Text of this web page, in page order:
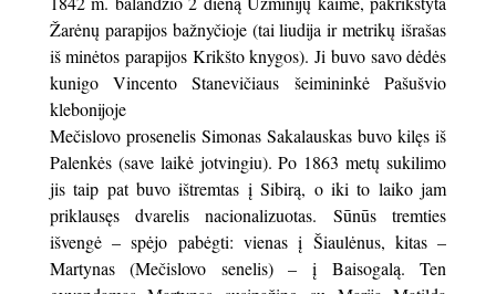
Žarėnų parapijos bažnyčioje (tai liudija ir metrikų išrašas
iš minėtos parapijos Krikšto knygos). Ji buvo savo dėdės
kunigo Vincento Stanevičiaus šeimininkė Pašušvio
klebonijoje
Mečislovo prosenelis Simonas Sakalauskas buvo kilęs iš
Palenkės (save laikė jotvingiu). Po 1863 metų sukilimo
jis taip pat buvo ištremtas į Sibirą, o iki to laiko jam
priklausęs dvarelis nacionalizuotas. Sūnūs tremties
išvengė – spėjo pabėgti: vienas į Šiaulėnus, kitas –
Martynas (Mečislovo senelis) – į Baisogalą. Ten